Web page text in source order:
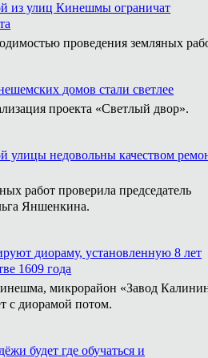
из улиц Кинешмы ограничат
проведения земляных
домов стали светлее
проекта «Светлый двор».
улицы недовольны качеством
работ проверила председатель
Яншенкина.
диораму, установленную 8 лет
1609 года
микрорайон «Завод
с диорамой потом.
будет где обучаться и